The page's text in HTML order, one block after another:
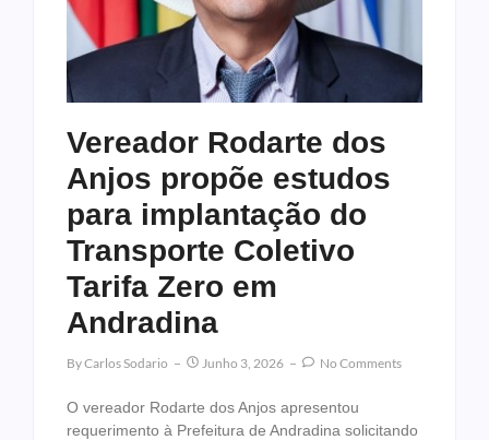
Vereador Rodarte dos
Anjos propõe estudos
para implantação do
Transporte Coletivo
Tarifa Zero em
Andradina
ByCarlos Sodario Junho 3, 2026 No Comments
O vereador Rodarte dos Anjos apresentou
requerimento à Prefeitura de Andradina solicitando